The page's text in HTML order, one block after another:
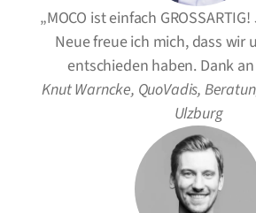
„MOCO ist einfach
Neue freue ich mich, dass wir
entschieden haben. Dank an
Knut Warncke, QuoVadis,
Ulzburg